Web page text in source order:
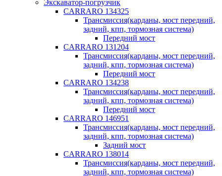
Экскаватор-погрузчик
CARRARO 134325
Трансмиссия(карданы, мост передний,
задний, кпп, тормозная система)
Передний мост
CARRARO 131204
Трансмиссия(карданы, мост передний,
задний, кпп, тормозная система)
Передний мост
CARRARO 134238
Трансмиссия(карданы, мост передний,
задний, кпп, тормозная система)
Передний мост
CARRARO 146951
Трансмиссия(карданы, мост передний,
задний, кпп, тормозная система)
Задний мост
CARRARO 138014
Трансмиссия(карданы, мост передний,
задний, кпп, тормозная система)